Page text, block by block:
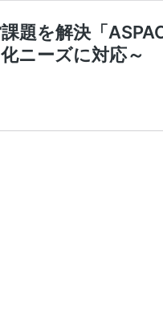
題を解決「
ニーズに対応～